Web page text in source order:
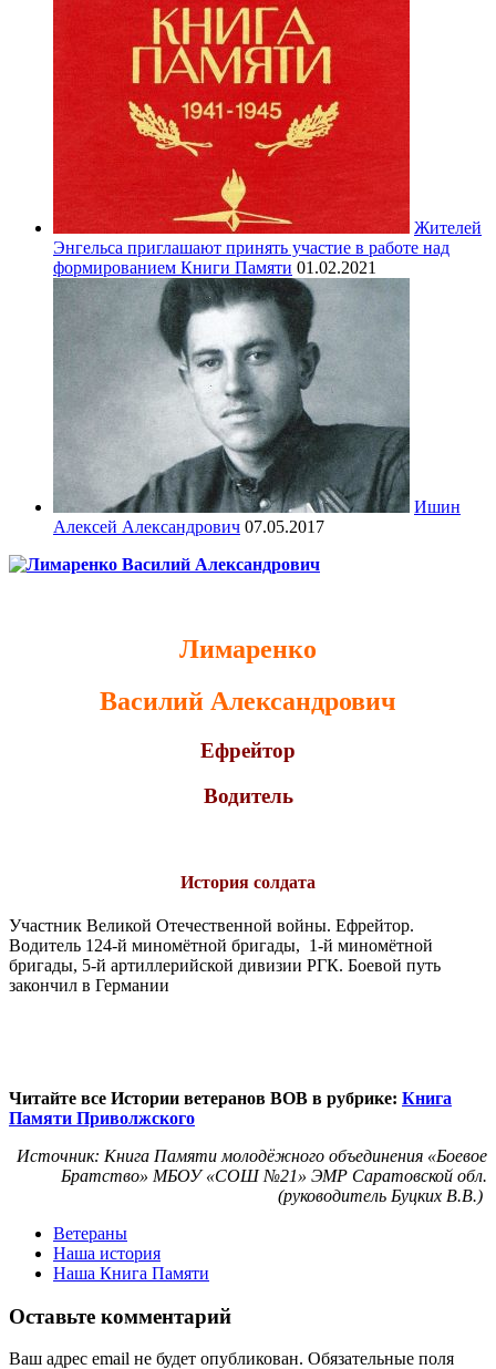
Жителей
Энгельса приглашают принять участие в работе над
формированием Книги Памяти 01.02.2021
Ишин
Алексей Александрович 07.05.2017
Лимаренко
Василий Александрович
Ефрейтор
Водитель
История солдата
Участник Великой Отечественной войны. Ефрейтор.
Водитель 124-й миномётной бригады, 1-й миномётной
бригады, 5-й артиллерийской дивизии РГК. Боевой путь
закончил в Германии
Читайте все Истории ветеранов ВОВ в рубрике: Книга
Памяти Приволжского
Источник: Книга Памяти молодёжного объединения «Боевое
Братство» МБОУ «СОШ №21» ЭМР Саратовской обл.
(руководитель Буцких В.В.)
Ветераны
Наша история
Наша Книга Памяти
Оставьте комментарий
Ваш адрес email не будет опубликован. Обязательные поля